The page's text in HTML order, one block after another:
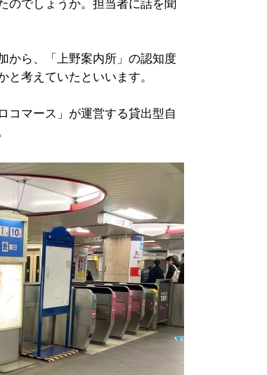
のでしょうか。担当者に話を聞
から、「上野案内所」の認知度
考えていたといいます。
コマース」が運営する貸出型自